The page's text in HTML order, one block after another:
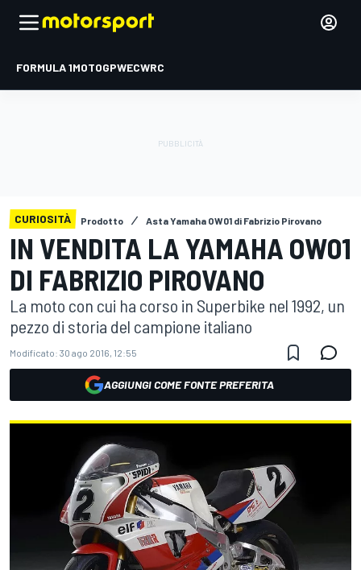
FORMULA 1MOTOGPWECWRC
CURIOSITÀ Prodotto Asta Yamaha OW01 di Fabrizio Pirovano
IN VENDITA LA YAMAHA OW01
DI FABRIZIO PIROVANO
La moto con cui ha corso in Superbike nel 1992, un
pezzo di storia del campione italiano
Modificato: 30 ago 2016, 12:55
AGGIUNGI COME FONTE PREFERITA